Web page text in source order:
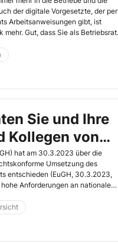
der digitale Vorgesetzte, der per
Arbeitsanweisungen gibt, ist
Gut, dass Sie als Betriebsrat
kommen.
Sie und Ihre
Kollegen von
Auskunft
hat am 30.3.2023 über die
Umsetzung des
entschieden (EuGH, 30.3.2023,
Anforderungen an nationale
erlassen werden.
spezifisch sein. § 26
der den